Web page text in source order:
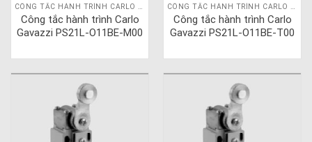
Công tắc hành trình Carlo
Gavazzi PS21L-O11BE-M00
Công tắc hành trình Carlo
Gavazzi PS21L-O11BE-T00